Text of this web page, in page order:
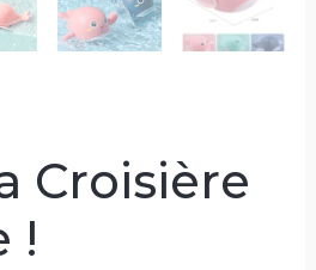
Croisière
!